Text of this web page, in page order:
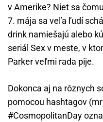
v Amerike? Niet sa
7. mája sa veľa ľudí
drink namiešajú alebo
seriál Sex v meste, v
Parker veľmi rada pije.
Dokonca aj na rôznych
pomocou hashtagov
#CosmopolitanDay